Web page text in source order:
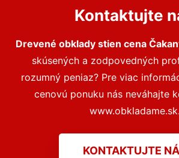
Kontaktujte
Drevené obklady stien cena
skúsených a zodpovedných
rozumný peniaz? Pre viac
cenovú ponuku nás neváhajte
www.obkladame.sk.
KONTAKTUJTE